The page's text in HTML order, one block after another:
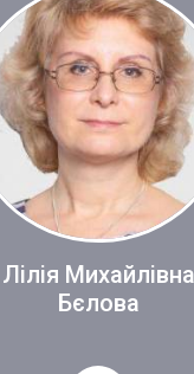
Лілія Михайлівна
Бєлова